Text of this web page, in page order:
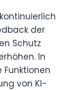
der
Schutz
In
von KI-